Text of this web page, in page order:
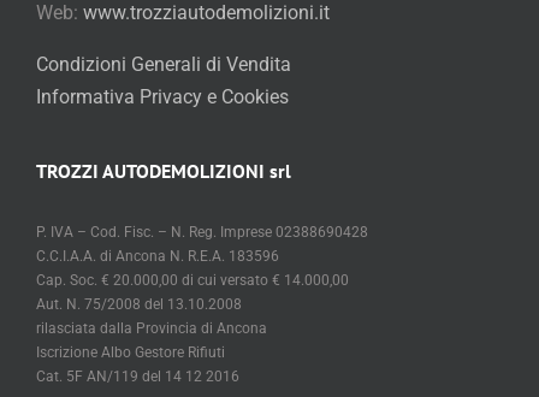
Web: www.trozziautodemolizioni.it
Condizioni Generali di Vendita
Informativa Privacy e Cookies
TROZZI AUTODEMOLIZIONI srl
P. IVA – Cod. Fisc. – N. Reg. Imprese 02388690428
C.C.I.A.A. di Ancona N. R.E.A. 183596
Cap. Soc. € 20.000,00 di cui versato € 14.000,00
Aut. N. 75/2008 del 13.10.2008
rilasciata dalla Provincia di Ancona
Iscrizione Albo Gestore Rifiuti
Cat. 5F AN/119 del 14 12 2016